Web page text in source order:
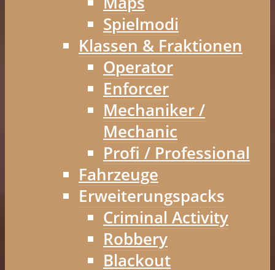
Spielmodi
Klassen & Fraktionen
Operator
Enforcer
Mechaniker /
Mechanic
Profi / Professional
Fahrzeuge
Erweiterungspacks
Criminal Activity
Robbery
Blackout